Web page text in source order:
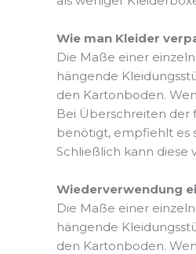
Wie man Kleider
Die Maße einer
hängende
den Kartonboden.
Bei Überschreiten der
benötigt, empfiehlt es
Schließlich kann diese
Wiederverwendung
Die Maße einer
hängende
den Kartonboden.